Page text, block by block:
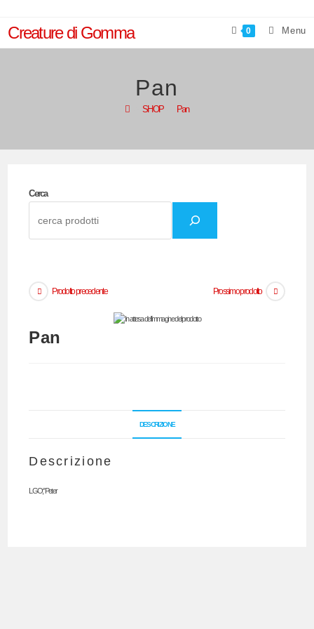
Creature di Gomma 0 Menu
Pan
SHOP Pan
Cerca
Prodotto precedente Prossimo prodotto
Pan
DESCRIZIONE
Descrizione
LGO;”Peter